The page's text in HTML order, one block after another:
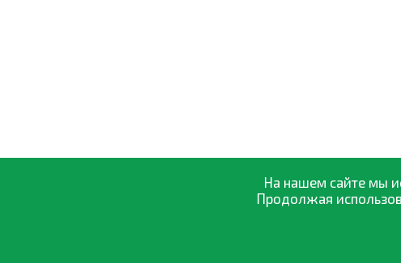
На нашем сайте мы
Продолжая